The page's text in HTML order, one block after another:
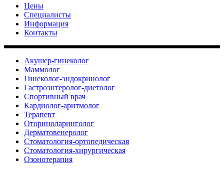
Цены
Специалисты
Информация
Контакты
Акушер-гинеколог
Маммолог
Гинеколог-эндокринолог
Гастроэнтеролог-диетолог
Спортивный врач
Кардиолог-аритмолог
Терапевт
Оториноларинголог
Дерматовенеролог
Стоматология-ортопедическая
Стоматология-хирургическая
Озонотерапия